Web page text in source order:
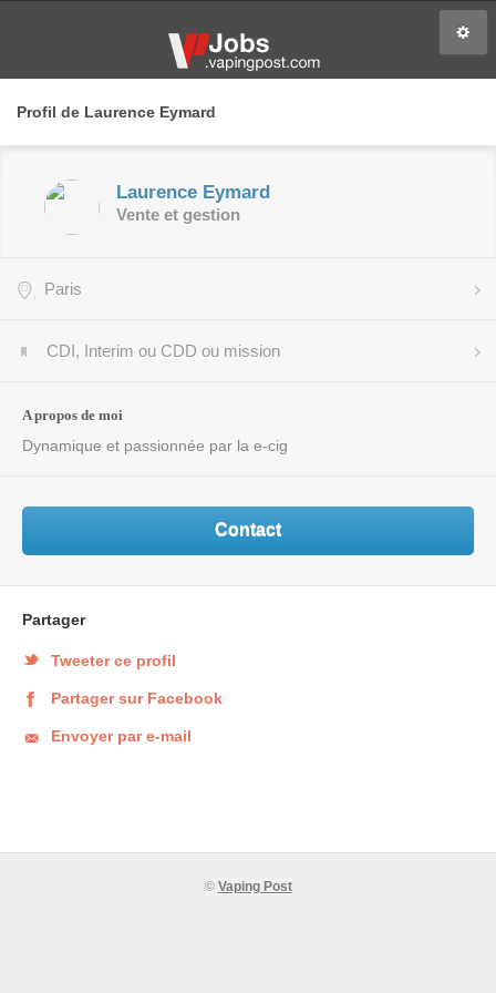
Profil de Laurence Eymard
Laurence Eymard
Vente et gestion
Paris
CDI, Interim ou CDD ou mission
A propos de moi
Dynamique et passionnée par la e-cig
Contact
Partager
Tweeter ce profil
Partager sur Facebook
Envoyer par e-mail
© Vaping Post